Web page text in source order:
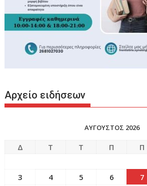
Αρχείο ειδήσεων
ΑΥΓΟΥΣΤΟΣ 2026
Δ Τ Τ Π Π
3
4 5 6 7